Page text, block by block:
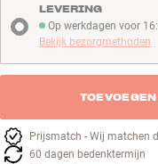
Op werkdagen voor 16:00 besteld,
Op werkdagen voor
Bekijk bezorgmethoden
LEVERING
Prijsmatch - Wij matchen
60 dagen bedenktermijn